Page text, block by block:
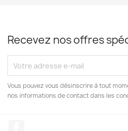
Recevez nos offres
Vous pouvez vous désinscrire à tout
nos informations de contact dans les